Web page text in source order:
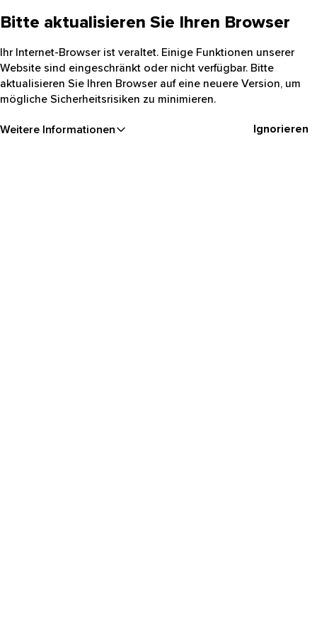
Bitte aktualisieren Sie Ihren Browser
Ihr Internet-Browser ist veraltet. Einige Funktionen unserer
Website sind eingeschränkt oder nicht verfügbar. Bitte
aktualisieren Sie Ihren Browser auf eine neuere Version, um
mögliche Sicherheitsrisiken zu minimieren.
Weitere Informationen Ignorieren